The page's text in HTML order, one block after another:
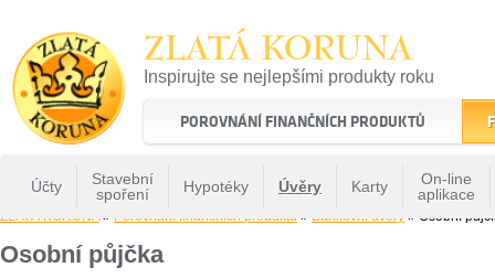
ZLATÁ KORUNA
Inspirujte se nejlepšími produkty roku
22 let tradice a kvality na finančním trhu
POROVNÁNÍ FINANČNÍCH PRODUKTŮ
Účty
Stavební
spoření
Hypotéky Úvěry Karty
On-line
aplikace
ZLATÁ KORUNA» Porovnání finančních produktů » Bankovní úvěry » Osobní
Osobní půjčka